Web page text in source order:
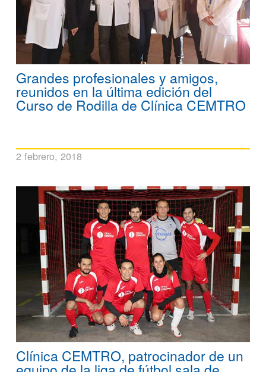
Grandes profesionales y amigos,
reunidos en la última edición del
Curso de Rodilla de Clínica CEMTRO
2 febrero, 2018
Clínica CEMTRO, patrocinador de un